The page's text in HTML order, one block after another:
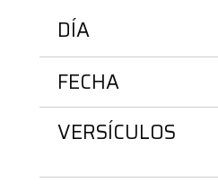
DÍA
FECHA
VERSÍCULOS